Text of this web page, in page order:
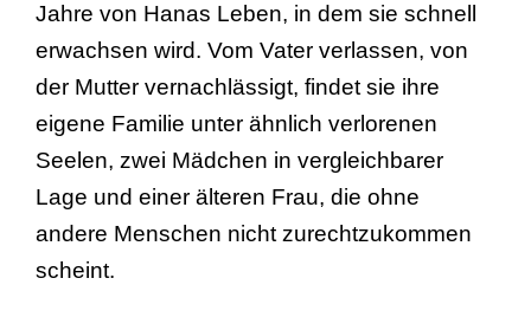
Jahre von Hanas Leben, in dem sie schnell
erwachsen wird. Vom Vater verlassen, von
der Mutter vernachlässigt, findet sie ihre
eigene Familie unter ähnlich verlorenen
Seelen, zwei Mädchen in vergleichbarer
Lage und einer älteren Frau, die ohne
andere Menschen nicht zurechtzukommen
scheint.